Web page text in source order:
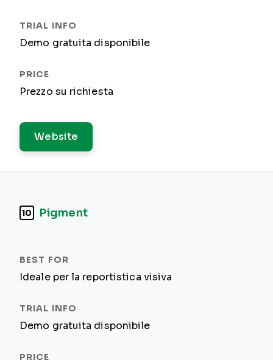
Demo gratuita disponibile
Prezzo su richiesta
Website
10 Pigment
Ideale per la reportistica visiva
Demo gratuita disponibile